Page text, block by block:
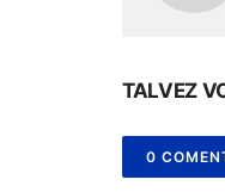
TALVEZ
0